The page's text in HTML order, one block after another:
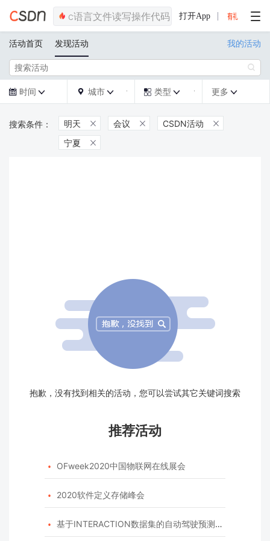
打开App
活动首页 发现活动 我的活动

 时间   城市   类型  更多 
明天  会议  CSDN活动 
宁夏 
抱歉，没有找到相关的活动，您可以尝试其它关键词搜索
推荐活动
 OFweek2020中国物联网在线展会
 2020软件定义存储峰会
 基于INTERACTION数据集的自动驾驶预测模型挑战赛